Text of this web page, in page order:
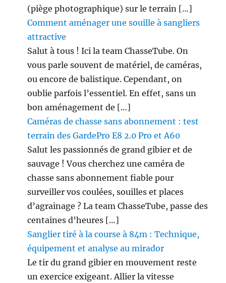
(piège photographique) sur le terrain […]
Comment aménager une souille à sangliers
attractive
Salut à tous ! Ici la team ChasseTube. On
vous parle souvent de matériel, de caméras,
ou encore de balistique. Cependant, on
oublie parfois l’essentiel. En effet, sans un
bon aménagement de […]
Caméras de chasse sans abonnement : test
terrain des GardePro E8 2.0 Pro et A60
Salut les passionnés de grand gibier et de
sauvage ! Vous cherchez une caméra de
chasse sans abonnement fiable pour
surveiller vos coulées, souilles et places
d’agrainage ? La team ChasseTube, passe des
centaines d’heures […]
Sanglier tiré à la course à 84m : Technique,
équipement et analyse au mirador
Le tir du grand gibier en mouvement reste
un exercice exigeant. Allier la vitesse